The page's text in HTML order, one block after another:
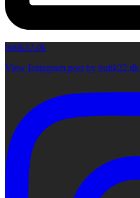
butik22.dk
View Instagram post by butik22.dk